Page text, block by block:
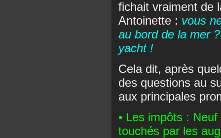
fichait vraiment de
Antoinette : vous
au bord de la mer
yacht !
Cela dit, après
des questions au
aux principales
• Les impôts :
touchés par les